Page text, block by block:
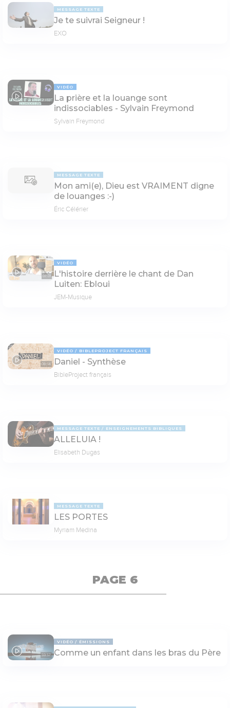
MESSAGE TEXTE
Je te suivrai Seigneur !
EXO
29:52
VIDÉO
La prière et la louange sont
indissociables - Sylvain Freymond
Sylvain Freymond
MESSAGE TEXTE
Mon ami(e), Dieu est VRAIMENT digne
de louanges :-)
Éric Célérier
07:01
VIDÉO
L'histoire derrière le chant de Dan
Luiten: Ebloui
JEM-Musique
08:54
VIDÉO BIBLEPROJECT FRANÇAIS
Daniel - Synthèse
BibleProject français
MESSAGE TEXTE ENSEIGNEMENTS BIBLIQUES
ALLELUIA !
Elisabeth Dugas
MESSAGE TEXTE
LES PORTES
Myriam Medina
PAGE 6
59:57
VIDÉO ÉMISSIONS
Comme un enfant dans les bras du Père